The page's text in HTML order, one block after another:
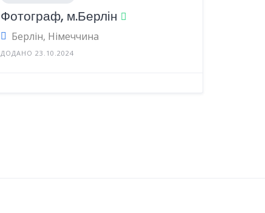
Фотограф, м.Берлін
Берлін, Німеччина
ДОДАНО 23.10.2024